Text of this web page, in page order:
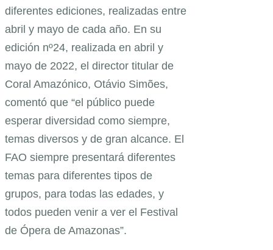
diferentes ediciones, realizadas entre
abril y mayo de cada año. En su
edición nº24, realizada en abril y
mayo de 2022, el director titular de
Coral Amazónico, Otávio Simões,
comentó que “el público puede
esperar diversidad como siempre,
temas diversos y de gran alcance. El
FAO siempre presentará diferentes
temas para diferentes tipos de
grupos, para todas las edades, y
todos pueden venir a ver el Festival
de Ópera de Amazonas”.